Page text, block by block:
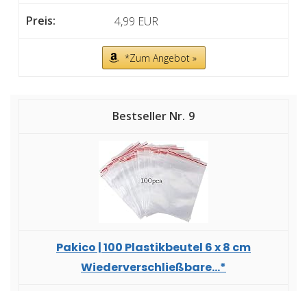
4,99 EUR
*Zum Angebot »
9
Pakico | 100 Plastikbeutel 6 x 8 cm
Wiederverschließbare...*